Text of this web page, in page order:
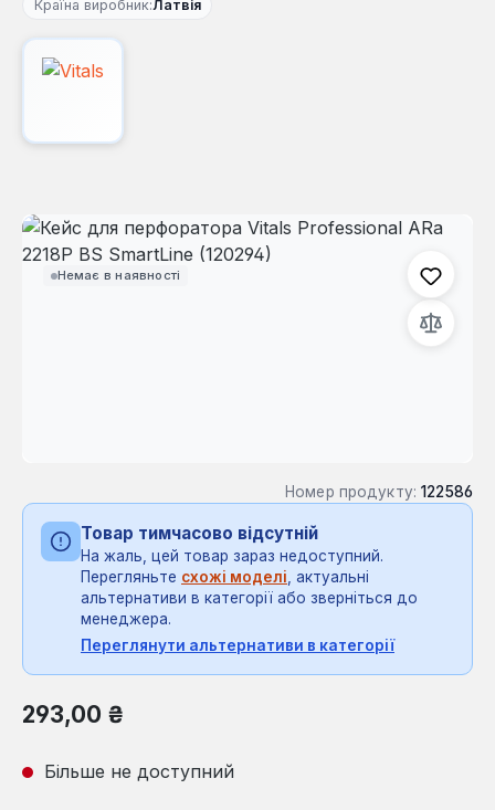
Країна виробник:Латвія
Немає в наявності
Пропустити галерею зображень
Номер продукту: 122586
Товар тимчасово відсутній
На жаль, цей товар зараз недоступний.
Перегляньте схожі моделі, актуальні
альтернативи в категорії або зверніться до
менеджера.
Переглянути альтернативи в категорії
Звичайна ціна:
293,00 ₴
Більше не доступний